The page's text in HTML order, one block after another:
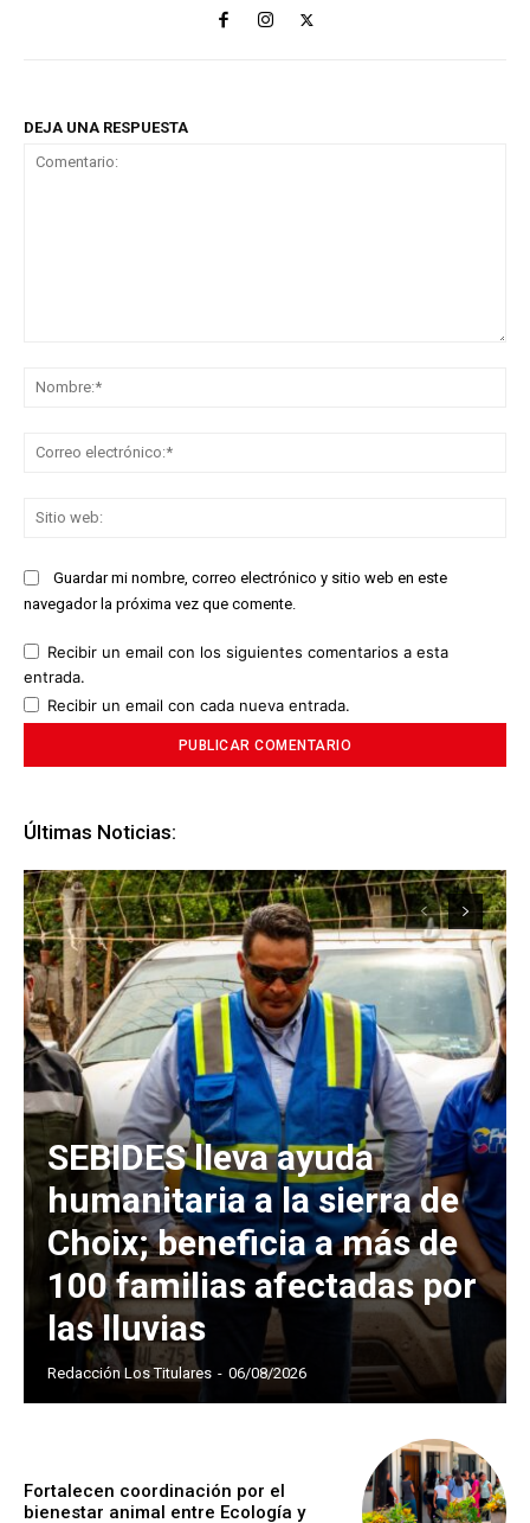
DEJA UNA RESPUESTA
Guardar mi nombre, correo electrónico y sitio web en este
navegador la próxima vez que comente.
Recibir un email con los siguientes comentarios a esta
entrada.
Recibir un email con cada nueva entrada.
Últimas Noticias:
SEBIDES lleva ayuda
humanitaria a la sierra de
Choix; beneficia a más de
100 familias afectadas por
las lluvias
Redacción Los Titulares - 06/08/2026
Fortalecen coordinación por el
bienestar animal entre Ecología y